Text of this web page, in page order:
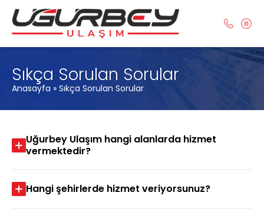
Sıkça Sorulan Sorular
Anasayfa » Sıkça Sorulan Sorular
Uğurbey Ulaşım hangi alanlarda hizmet
vermektedir?
Hangi şehirlerde hizmet veriyorsunuz?